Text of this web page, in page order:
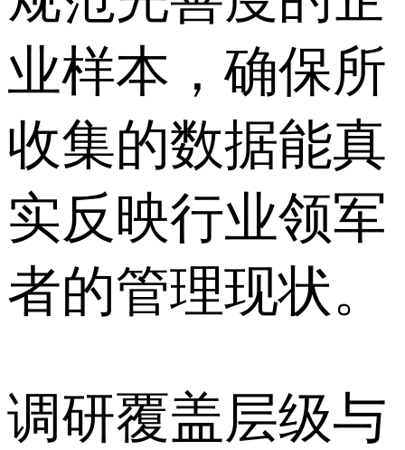
业样本，确保所
收集的数据能真
实反映行业领军
者的管理现状。
调研覆盖层级与